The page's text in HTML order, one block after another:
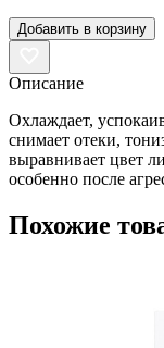
Добавить в корзину
Описание
Охлаждает,
снимает отеки,
выравнивает цвет
особенно после
Похожие